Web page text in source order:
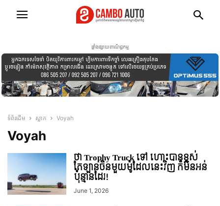
ផ្ទាំងផ្សាយពាណិជ្ជកម្ម
ទំព័រដើម ស្លាក Voyah
Voyah
ថា Trophy Truck ទៅ ហោះបានខ្ពស់
តែឡានចិនមួយម៉ូដែលនេះវិញ ក៏មិនអន់
ប៉ុន្មានដែរ!
June 1, 2026